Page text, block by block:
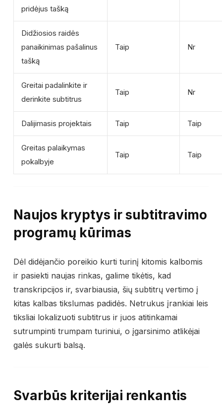
pridėjus tašką
Didžiosios raidės
panaikinimas pašalinus
tašką
Taip Nr
Greitai padalinkite ir
derinkite subtitrus
Taip Nr
Dalijimasis projektais Taip Taip
Greitas palaikymas
pokalbyje
Taip Taip
Naujos kryptys ir subtitravimo
programų kūrimas
Dėl didėjančio poreikio kurti turinį kitomis kalbomis
ir pasiekti naujas rinkas, galime tikėtis, kad
transkripcijos ir, svarbiausia, šių subtitrų vertimo į
kitas kalbas tikslumas padidės. Netrukus įrankiai leis
tiksliai lokalizuoti subtitrus ir juos atitinkamai
sutrumpinti trumpam turiniui, o įgarsinimo atlikėjai
galės sukurti balsą.
Svarbūs kriterijai renkantis